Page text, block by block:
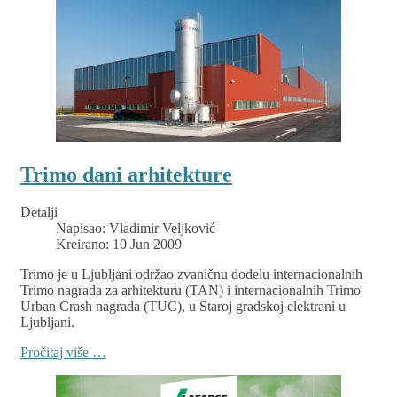
Trimo dani arhitekture
Detalji
Napisao: Vladimir Veljković
Kreirano: 10 Jun 2009
Trimo je u Ljubljani održao zvaničnu dodelu internacionalnih
Trimo nagrada za arhitekturu (TAN) i internacionalnih Trimo
Urban Crash nagrada (TUC), u Staroj gradskoj elektrani u
Ljubljani.
Pročitaj više …